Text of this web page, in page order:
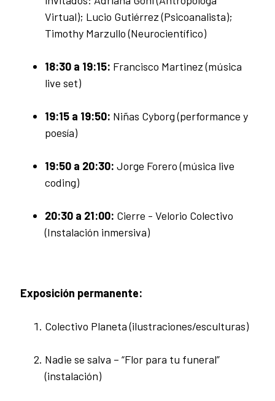
Virtual); Lucio Gutiérrez (Psicoanalista);
Timothy Marzullo (Neurocientífico)
18:30 a 19:15: Francisco Martinez (música
live set)
19:15 a 19:50: Niñas Cyborg (performance y
poesía)
19:50 a 20:30: Jorge Forero (música live
coding)
20:30 a 21:00: Cierre - Velorio Colectivo
(Instalación inmersiva)
Exposición permanente:
Colectivo Planeta (ilustraciones/esculturas)
Nadie se salva – “Flor para tu funeral”
(instalación)